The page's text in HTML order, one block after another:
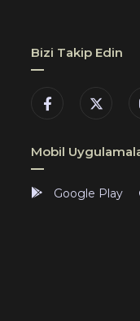
Bizi Takip Edin
Mobil
Google Play